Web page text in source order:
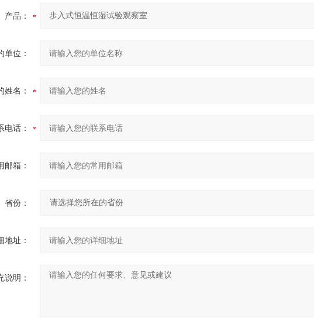
产品：
单位：
姓名：
电话：
邮箱：
省份：
地址：
说明：